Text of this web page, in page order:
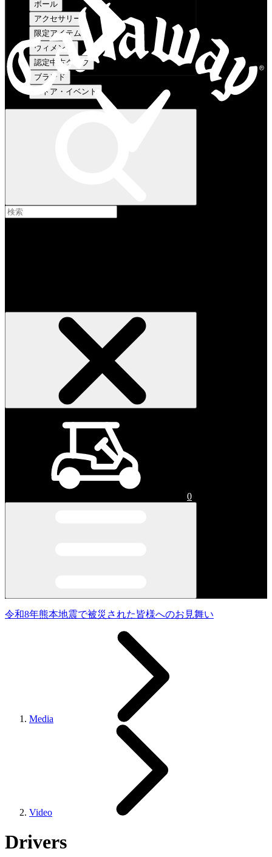
ボール
アクセサリー
限定アイテム
ウィメンズ
認定中古クラブ
ブランド
ストア・イベント
0
令和8年熊本地震で被災された皆様へのお見舞い
Media
Video
Drivers